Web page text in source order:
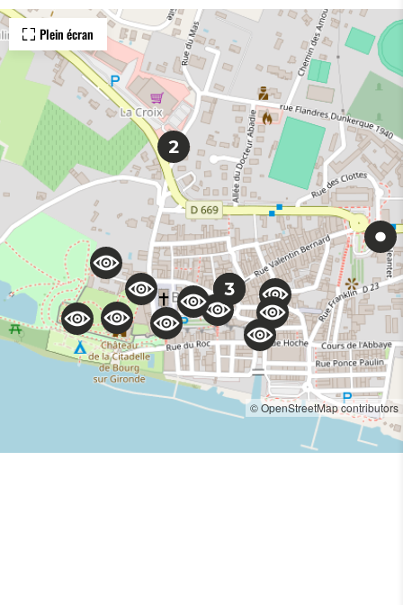
Plein écran
© OpenStreetMap contributors